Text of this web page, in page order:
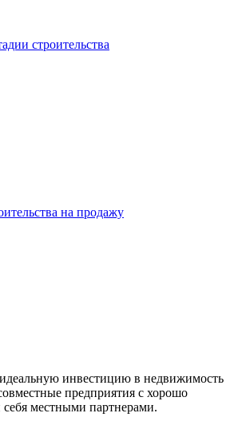
строительства
на продажу
инвестицию в недвижимость
предприятия с хорошо
местными партнерами.